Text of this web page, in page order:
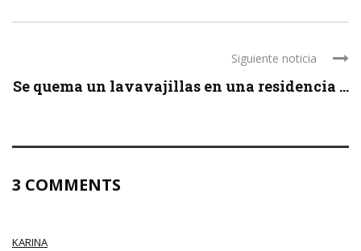
Siguiente noticia
Se quema un lavavajillas en una residencia ...
3 COMMENTS
KARINA